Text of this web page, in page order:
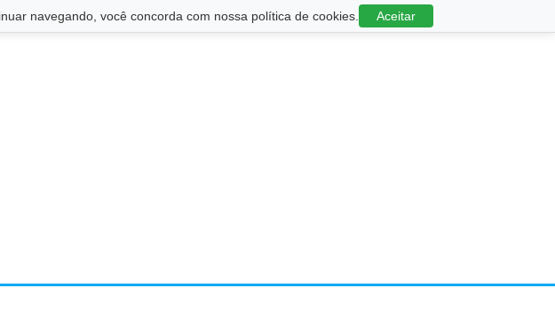
navegando, você concorda com nossa política de cookies. Aceitar